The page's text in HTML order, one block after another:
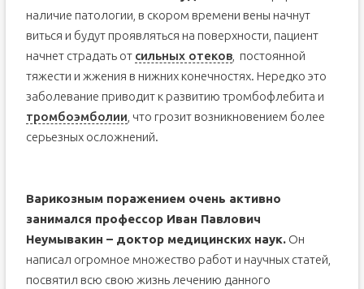
наличие патологии, в скором времени вены начнут
виться и будут проявляться на поверхности, пациент
начнет страдать от сильных отеков, постоянной
тяжести и жжения в нижних конечностях. Нередко это
заболевание приводит к развитию тромбофлебита и
тромбоэмболии , что грозит возникновением более
серьезных осложнений.
Варикозным поражением очень активно
занимался профессор Иван Павлович
Неумывакин – доктор медицинских наук.Он
написал огромное множество работ и научных статей,
посвятил всю свою жизнь лечению данного